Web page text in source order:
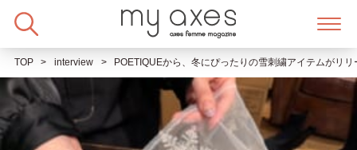
TOP interview POETIQUEから、冬にぴったりの雪刺繍アイテムがリ